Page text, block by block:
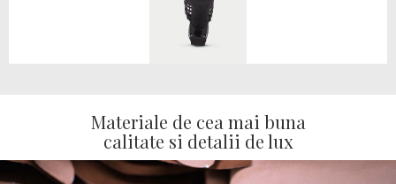
Materiale de cea mai buna
calitate si detalii de lux